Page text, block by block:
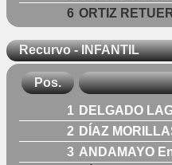
6 ORTIZ
Recurvo - INFANTIL
Pos.
1 DELGADO
2 DÍAZ
3 ANDAMAYO